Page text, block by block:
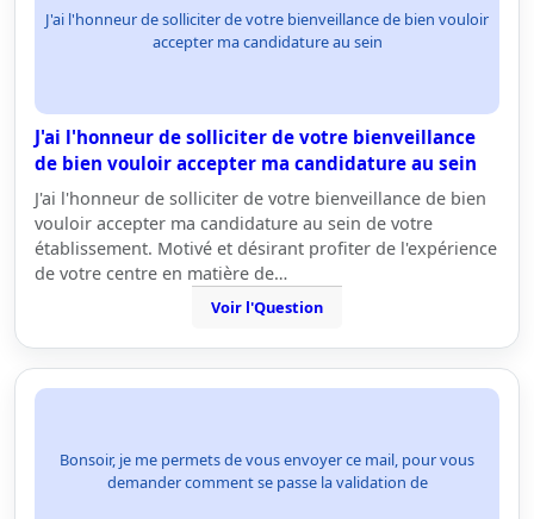
J'ai l'honneur de solliciter de votre bienveillance de bien vouloir
accepter ma candidature au sein
J'ai l'honneur de solliciter de votre bienveillance
de bien vouloir accepter ma candidature au sein
J'ai l'honneur de solliciter de votre bienveillance de bien
vouloir accepter ma candidature au sein de votre
établissement. Motivé et désirant profiter de l'expérience
de votre centre en matière de…
Voir l'Question
Bonsoir, je me permets de vous envoyer ce mail, pour vous
demander comment se passe la validation de